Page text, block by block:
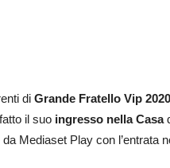
di Grande Fratello Vip 2020
il suo ingresso nella Casa
da Mediaset Play con l’entrata